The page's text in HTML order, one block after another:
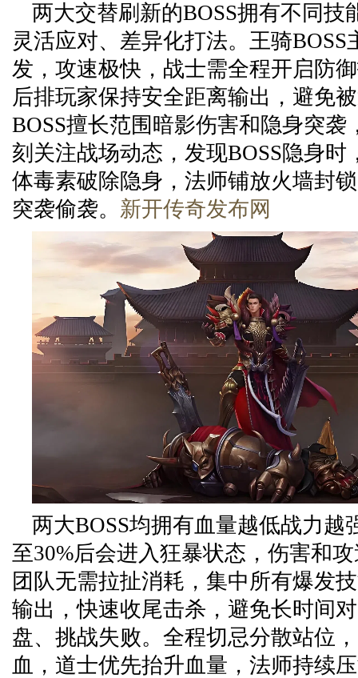
两大交替刷新的BOSS拥有不同技
灵活应对、差异化打法。王骑BOSS
发，攻速极快，战士需全程开启防
后排玩家保持安全距离输出，避免
BOSS擅长范围暗影伤害和隐身突袭
刻关注战场动态，发现BOSS隐身时
体毒素破除隐身，法师铺放火墙封
突袭偷袭。 新开传奇发布网
两大BOSS均拥有血量越低战力越
至30%后会进入狂暴状态，伤害和
团队无需拉扯消耗，集中所有爆发
输出，快速收尾击杀，避免长时间
盘、挑战失败。全程切忌分散站位
血，道士优先抬升血量，法师持续